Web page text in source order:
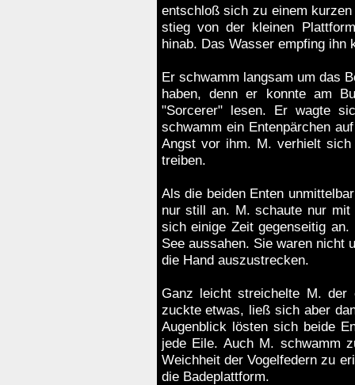
entschloß sich zu einem
stieg von der kleinen
hinab. Das Wasser empfing ihn
Er schwamm langsam um das
haben, denn er konnte am
"Sorcerer" lesen. Er wagte
schwamm ein Entenpärchen
Angst vor ihm. M. verhielt
treiben.
Als die beiden Enten
nur still an. M. schaute nur
sich einige Zeit gegenseitig
See aussahen. Sie waren nicht
die Hand auszustrecken.
Ganz leicht streichelte M. der
zuckte etwas, ließ sich aber
Augenblick lösten sich beide
jede Eile. Auch M. schwamm
Weichheit der Vogelfedern zu
die Badeplattform.